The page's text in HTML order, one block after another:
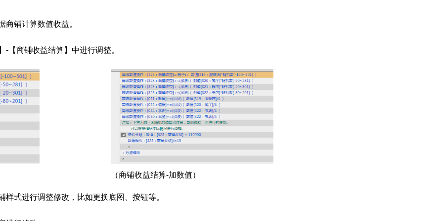
铺计算数值收益。
【商铺收益结算】中进行调整。
（商铺收益结算-加数值）
式进行调整修改，比如更换底图、按钮等。